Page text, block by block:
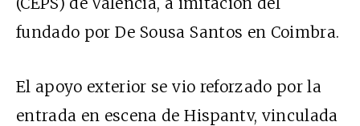
fundado por De Sousa Santos en Coimbra.
El apoyo exterior se vio reforzado por la
entrada en escena de Hispantv, vinculada